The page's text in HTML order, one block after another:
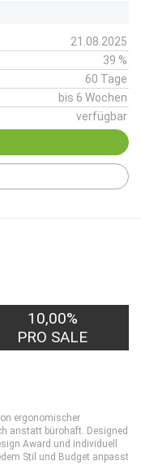
21.08.2025
39 %
60 Tage
bis 6 Wochen
verfügbar
10,00%
PRO SALE
ergonomischer
anstatt bürohaft. Designed
Award und individuell
Stil und Budget anpasst